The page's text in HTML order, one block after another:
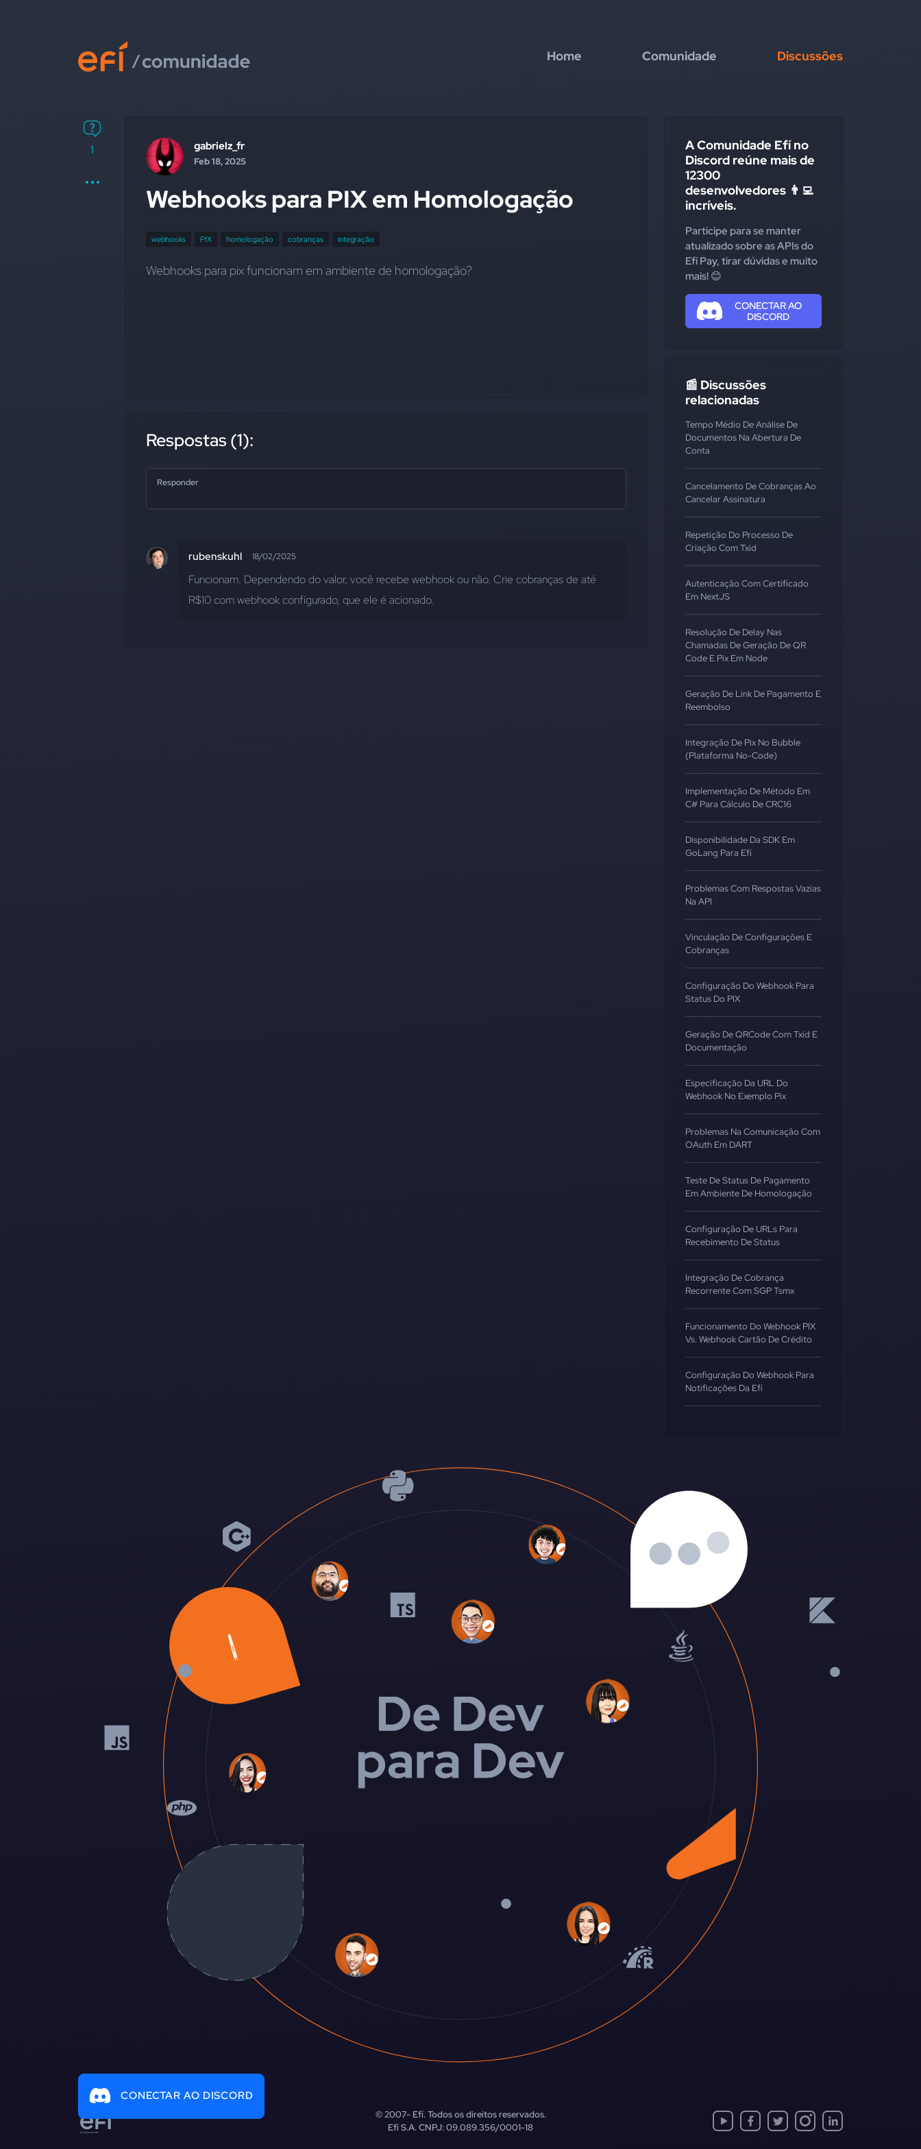
Home Comunidade Discussões
1 gabrielz_fr
Feb 18, 2025
Webhooks para PIX em Homologação
webhooks PIX homologação cobranças integração
Webhooks para pix funcionam em ambiente de homologação?
Respostas (1):
Responder
rubenskuhl 18/02/2025
Funcionam. Dependendo do valor, você recebe webhook ou não. Crie cobranças de até
R$10 com webhook configurado, que ele é acionado.
A Comunidade Efí no
Discord reúne mais de
12300
desenvolvedores 👨‍💻
incríveis.
Participe para se manter
atualizado sobre as APIs do
Efí Pay, tirar dúvidas e muito
mais! 😊
CONECTAR AO
DISCORD
📰 Discussões
relacionadas
Tempo Médio De Análise De
Documentos Na Abertura De
Conta
Cancelamento De Cobranças Ao
Cancelar Assinatura
Repetição Do Processo De
Criação Com Txid
Autenticação Com Certificado
Em NextJS
Resolução De Delay Nas
Chamadas De Geração De QR
Code E Pix Em Node
Geração De Link De Pagamento E
Reembolso
Integração De Pix No Bubble
(Plataforma No-Code)
Implementação De Método Em
C# Para Cálculo De CRC16
Disponibilidade Da SDK Em
GoLang Para Efí
Problemas Com Respostas Vazias
Na API
Vinculação De Configurações E
Cobranças
Configuração Do Webhook Para
Status Do PIX
Geração De QRCode Com Txid E
Documentação
Especificação Da URL Do
Webhook No Exemplo Pix
Problemas Na Comunicação Com
OAuth Em DART
Teste De Status De Pagamento
Em Ambiente De Homologação
Configuração De URLs Para
Recebimento De Status
Integração De Cobrança
Recorrente Com SGP Tsmx
Funcionamento Do Webhook PIX
Vs. Webhook Cartão De Crédito
Configuração Do Webhook Para
Notificações Da Efí
CONECTAR AO DISCORD
© 2007-Efí. Todos os direitos reservados.
Efí S.A. CNPJ: 09.089.356/0001-18